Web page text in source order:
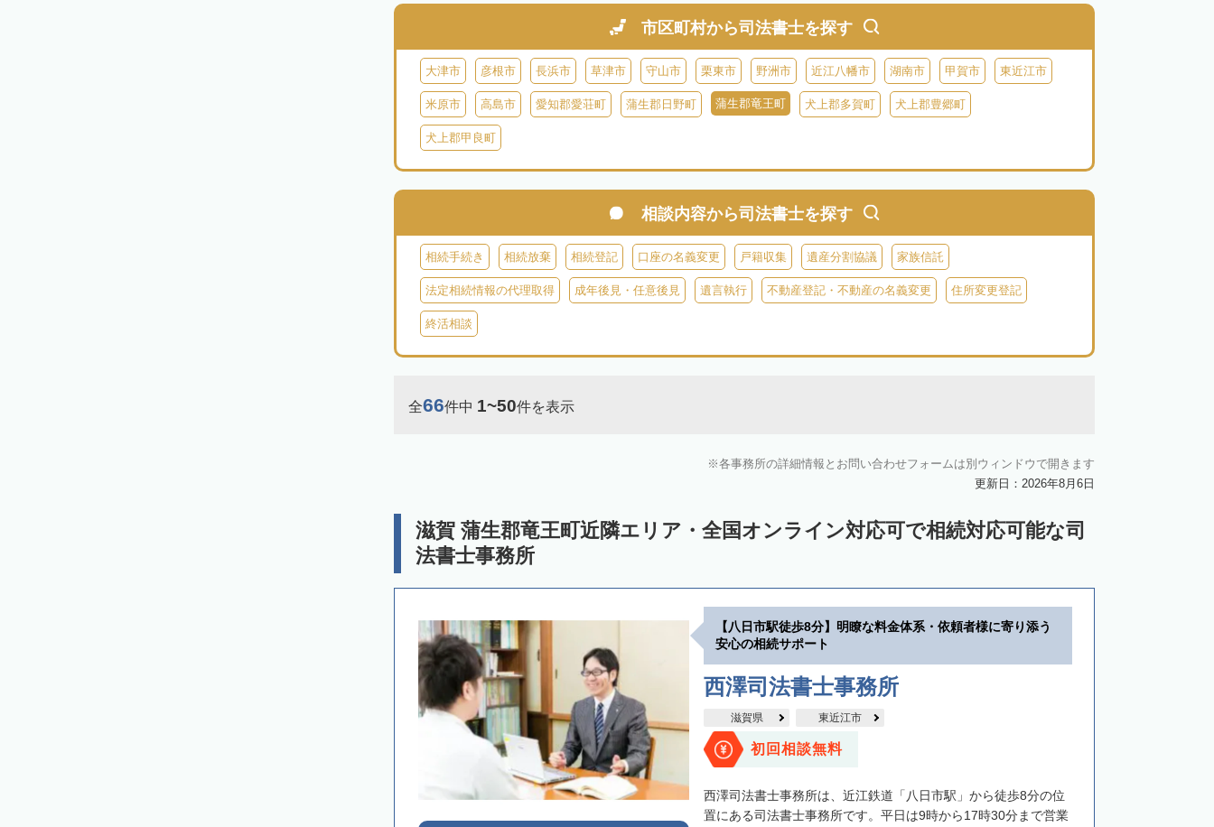
きが必要です。義務化前の相続も対象となるため注意しましょう。
相続登記は法律で定められており、司法書士に依頼すれば手間を省けます。その他の相続手続きも任せることが可能です。
制度の活用を検討しましょう。司法書士への相談も可能です。
市区町村から司法書士を探す
大津市 彦根市 長浜市 草津市 守山市 栗東市 野洲市 近江八幡市 湖南市 甲賀市 東近江市
米原市 高島市 愛知郡愛荘町 蒲生郡日野町 蒲生郡竜王町 犬上郡多賀町 犬上郡豊郷町
犬上郡甲良町
相談内容から司法書士を探す
相続手続き 相続放棄 相続登記 口座の名義変更 戸籍収集 遺産分割協議 家族信託
法定相続情報の代理取得 成年後見・任意後見 遺言執行 不動産登記・不動産の名義変更 住所変更登記
終活相談
全66件中 1~50件を表示
各事務所の詳細情報とお問い合わせフォームは別ウィンドウで開きます
更新日：2026年8月6日
滋賀 蒲生郡竜王町近隣エリア・全国オンライン対応可で相続対応可能な司
法書士事務所
【八日市駅徒歩8分】明瞭な料金体系・依頼者様に寄り添う
安心の相続サポート
西澤司法書士事務所
滋賀県 東近江市
初回相談無料
西澤司法書士事務所は、近江鉄道「八日市駅」から徒歩8分の位
置にある司法書士事務所です。平日は9時から17時30分まで営業